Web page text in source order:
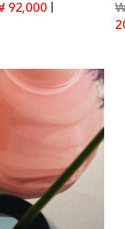
price
92,000discount
₩